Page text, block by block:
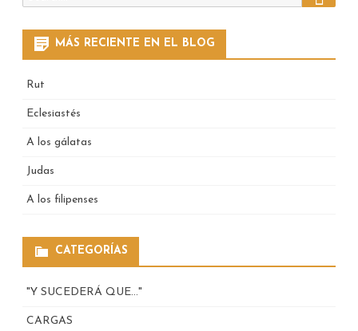
MÁS RECIENTE EN EL BLOG
Rut
Eclesiastés
A los gálatas
Judas
A los filipenses
CATEGORÍAS
"Y SUCEDERÁ QUE…"
CARGAS